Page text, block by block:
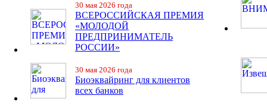
30 мая 2026 года
ВСЕРОССИЙСКАЯ ПРЕМИЯ
«МОЛОДОЙ
ПРЕДПРИНИМАТЕЛЬ
РОССИИ»
30 мая 2026 года
Биоэквайринг для клиентов
всех банков